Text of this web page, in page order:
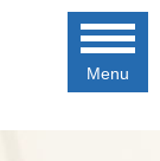
Menu